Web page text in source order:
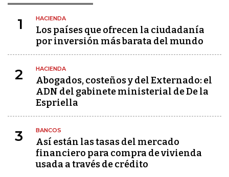
1 HACIENDA
Los países que ofrecen la ciudadanía
por inversión más barata del mundo
2 HACIENDA
Abogados, costeños y del Externado: el
ADN del gabinete ministerial de De la
Espriella
3 BANCOS
Así están las tasas del mercado
financiero para compra de vivienda
usada a través de crédito